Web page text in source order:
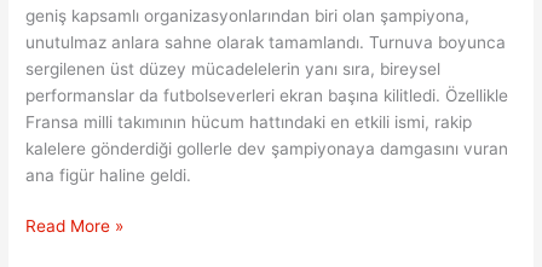
geniş kapsamlı organizasyonlarından biri olan şampiyona,
unutulmaz anlara sahne olarak tamamlandı. Turnuva boyunca
sergilenen üst düzey mücadelelerin yanı sıra, bireysel
performanslar da futbolseverleri ekran başına kilitledi. Özellikle
Fransa milli takımının hücum hattındaki en etkili ismi, rakip
kalelere gönderdiği gollerle dev şampiyonaya damgasını vuran
ana figür haline geldi.
Fransız
Read More »